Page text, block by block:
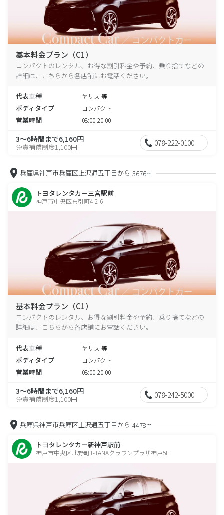
基本料金プラン（C1）
コンパクトのレンタル、お得な割引料金や予約、乗り捨てなどの
詳細は、こちらから各店舗にお電話ください。
代表車種 ヤリス 等
ボディタイプ コンパクト
営業時間 08:00-20:00
3～6時間まで6,160円
免責補償制度1,100円 078-222-0100
兵庫県神戸市兵庫区上沢通五丁目から 3676m
トヨタレンタカー三宮駅前
神戸市中央区布引町4-2-6
基本料金プラン（C1）
コンパクトのレンタル、お得な割引料金や予約、乗り捨てなどの
詳細は、こちらから各店舗にお電話ください。
代表車種 ヤリス 等
ボディタイプ コンパクト
営業時間 08:00-20:00
3～6時間まで6,160円
免責補償制度1,100円 078-242-5000
兵庫県神戸市兵庫区上沢通五丁目から 4478m
トヨタレンタカー新神戸駅前
神戸市中央区北野町1-1ANAクラウンプラザ神戸5F